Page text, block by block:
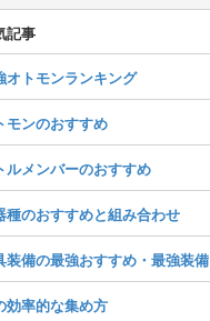
記事
オトモンランキング
モンのおすすめ
ルメンバーのおすすめ
種のおすすめと組み合わせ
装備の最強おすすめ・最強装備
効率的な集め方